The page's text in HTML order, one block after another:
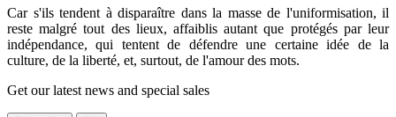
Car s'ils tendent à disparaître dans la masse de l'uniformisation, il
reste malgré tout des lieux, affaiblis autant que protégés par leur
indépendance, qui tentent de défendre une certaine idée de la
culture, de la liberté, et, surtout, de l'amour des mots.
Get our latest news and special sales